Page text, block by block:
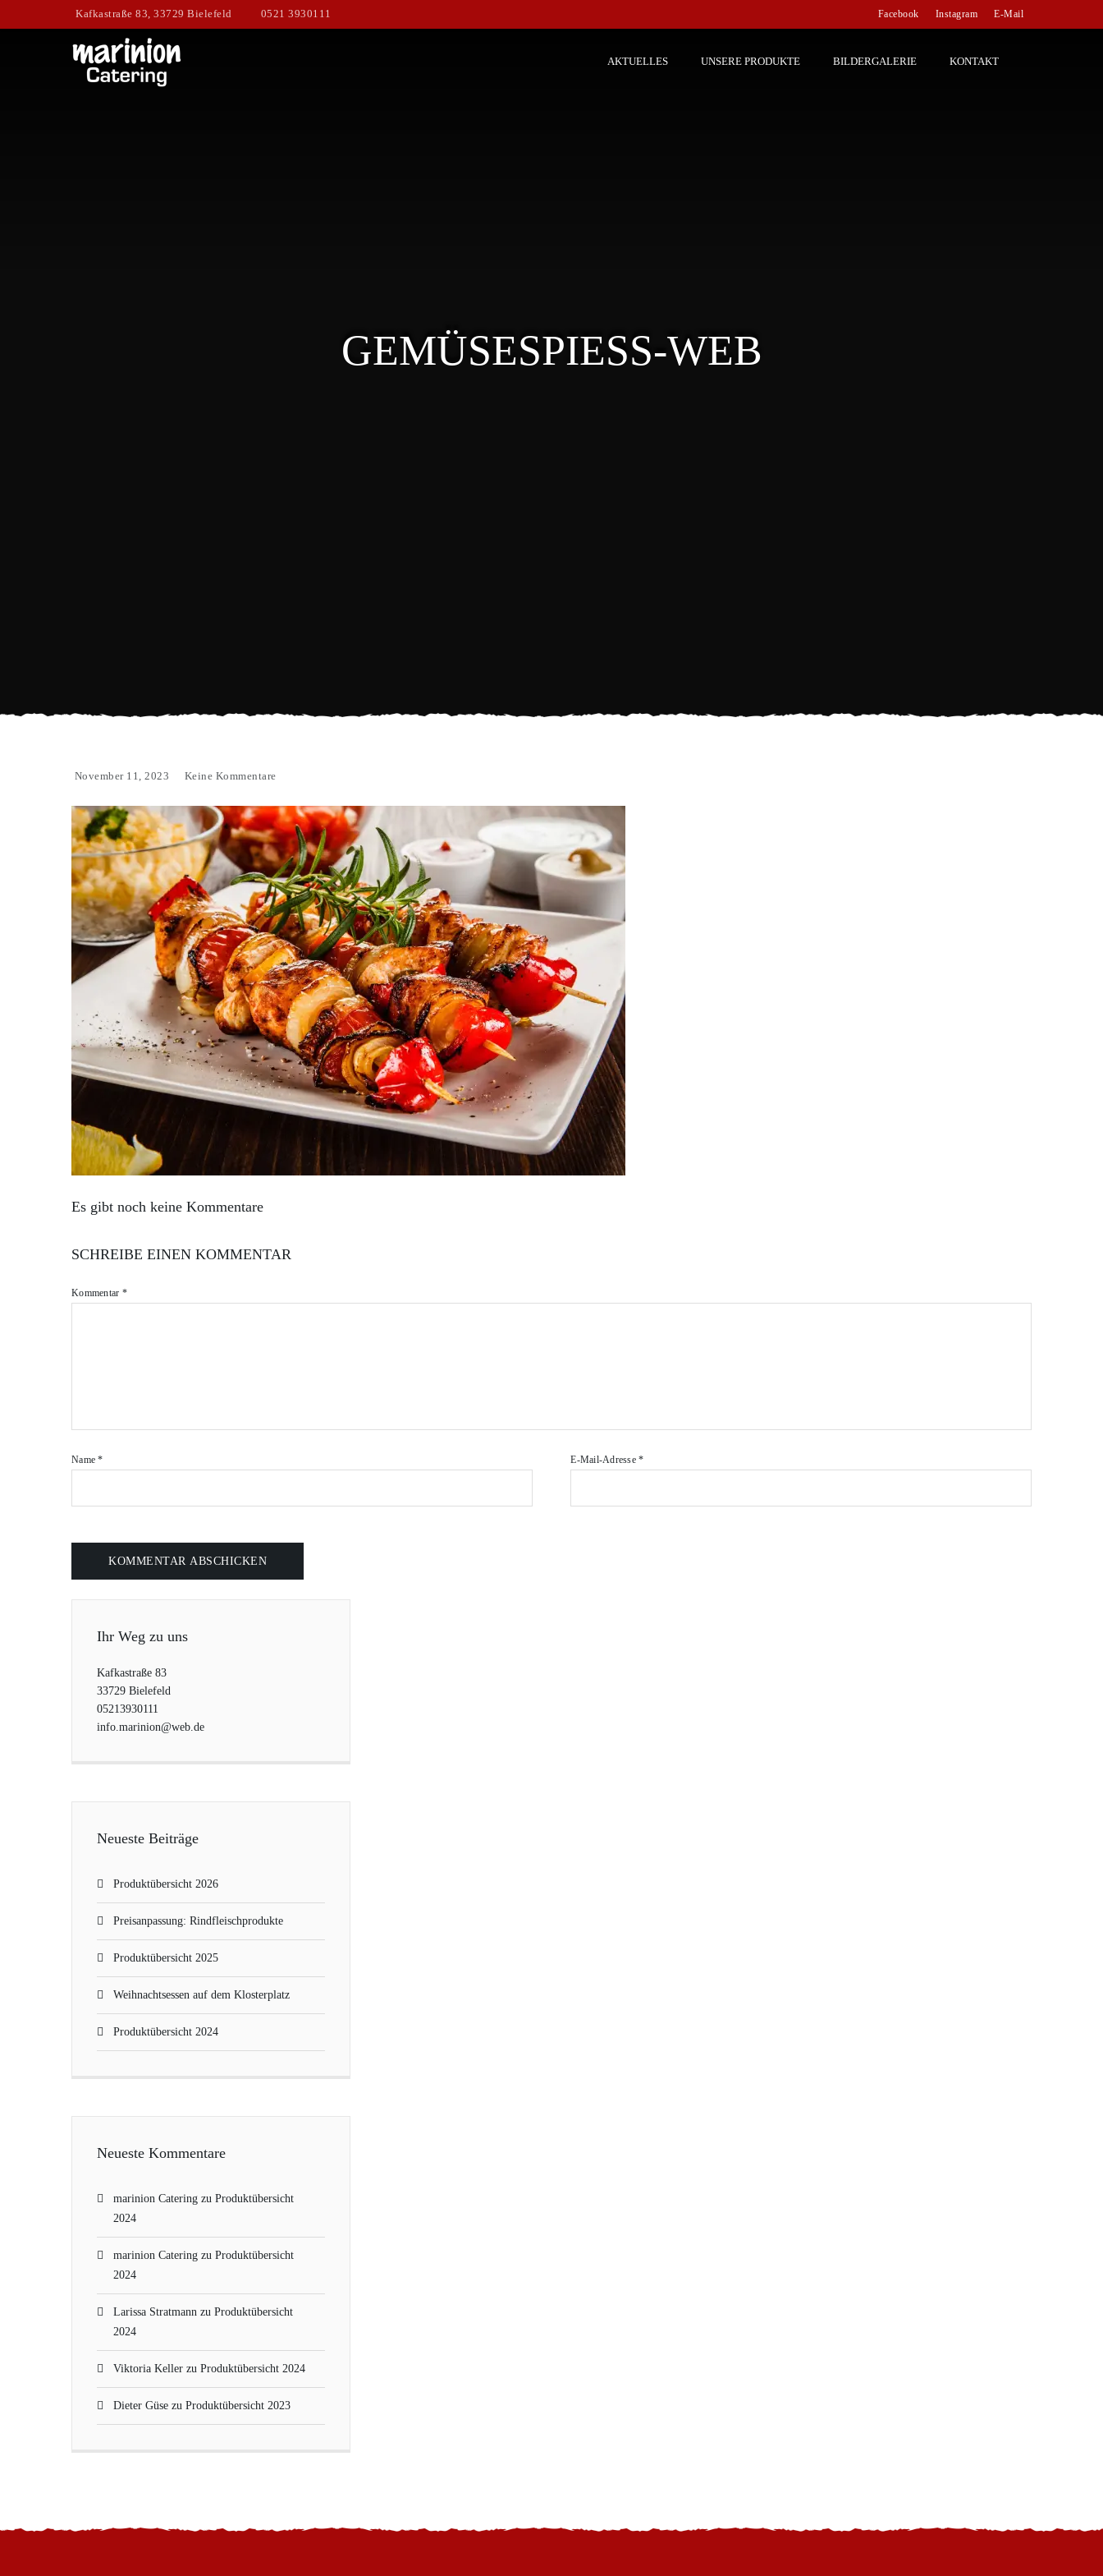
Facebook Instagram E-Mail
Kafkastraße 83, 33729 Bielefeld 0521 3930111
AKTUELLES UNSERE PRODUKTE BILDERGALERIE KONTAKT
GEMÜSESPIESS-WEB
November 11, 2023 Keine Kommentare
Es gibt noch keine Kommentare
SCHREIBE EINEN KOMMENTAR
Kommentar *
Name* E-Mail-Adresse*
Ihr Weg zu uns
Kafkastraße 83
33729 Bielefeld
05213930111
info.marinion@web.de
Neueste Beiträge
Produktübersicht 2026
Preisanpassung: Rindfleischprodukte
Produktübersicht 2025
Weihnachtsessen auf dem Klosterplatz
Produktübersicht 2024
Neueste Kommentare
marinion Catering zu Produktübersicht
2024
marinion Catering zu Produktübersicht
2024
Larissa Stratmann zu Produktübersicht
2024
Viktoria Keller zu Produktübersicht 2024
Dieter Güse zu Produktübersicht 2023